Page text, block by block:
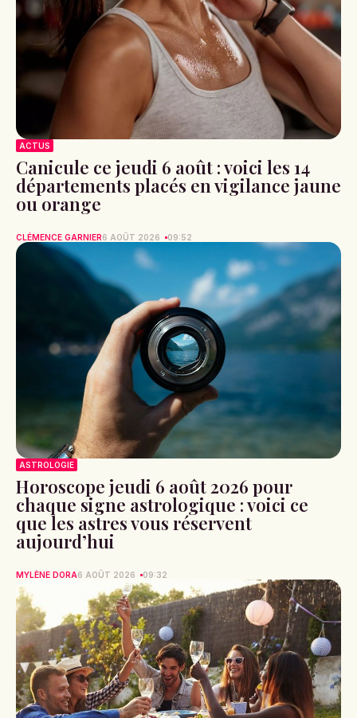
ACTUS
Canicule ce jeudi 6 août : voici les 14
départements placés en vigilance jaune
ou orange
CLÉMENCE GARNIER6 AOÛT 2026 09:52
ASTROLOGIE
Horoscope jeudi 6 août 2026 pour
chaque signe astrologique : voici ce
que les astres vous réservent
aujourd’hui
MYLÈNE DORA6 AOÛT 2026 09:32